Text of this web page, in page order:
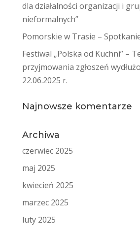
dla działalności organizacji i
nieformalnych”
Pomorskie w Trasie –
Festiwal „Polska od Kuchni” –
przyjmowania zgłoszeń
22.06.2025 r.
Najnowsze komentarze
Archiwa
czerwiec 2025
maj 2025
kwiecień 2025
marzec 2025
luty 2025